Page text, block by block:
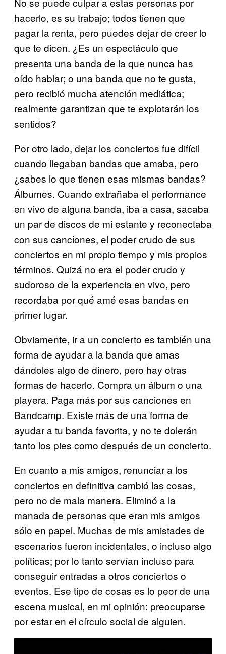
hacerlo, es su trabajo; todos tienen que
pagar la renta, pero puedes dejar de creer lo
que te dicen. ¿Es un espectáculo que
presenta una banda de la que nunca has
oído hablar; o una banda que no te gusta,
pero recibió mucha atención mediática;
realmente garantizan que te explotarán los
sentidos?
Por otro lado, dejar los conciertos fue difícil
cuando llegaban bandas que amaba, pero
¿sabes lo que tienen esas mismas bandas?
Álbumes. Cuando extrañaba el performance
en vivo de alguna banda, iba a casa, sacaba
un par de discos de mi estante y reconectaba
con sus canciones, el poder crudo de sus
conciertos en mi propio tiempo y mis propios
términos. Quizá no era el poder crudo y
sudoroso de la experiencia en vivo, pero
recordaba por qué amé esas bandas en
primer lugar.
Obviamente, ir a un concierto es también una
forma de ayudar a la banda que amas
dándoles algo de dinero, pero hay otras
formas de hacerlo. Compra un álbum o una
playera. Paga más por sus canciones en
Bandcamp. Existe más de una forma de
ayudar a tu banda favorita, y no te dolerán
tanto los pies como después de un concierto.
En cuanto a mis amigos, renunciar a los
conciertos en definitiva cambió las cosas,
pero no de mala manera. Eliminó a la
manada de personas que eran mis amigos
sólo en papel. Muchas de mis amistades de
escenarios fueron incidentales, o incluso algo
políticas; por lo tanto servían incluso para
conseguir entradas a otros conciertos o
eventos. Ese tipo de cosas es lo peor de una
escena musical, en mi opinión: preocuparse
por estar en el círculo social de alguien.